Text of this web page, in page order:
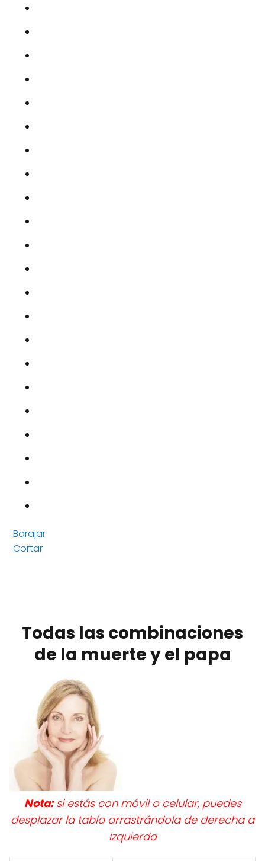
Barajar
Cortar
Todas las combinaciones
de la muerte y el papa
Nota:si estás con móvil o celular, puedes
desplazar la tabla arrastrándola de derecha a
izquierda